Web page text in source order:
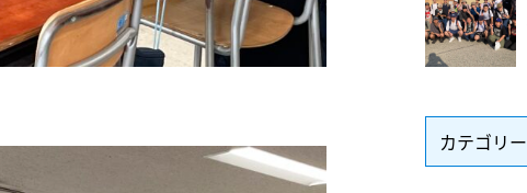
カテゴリー